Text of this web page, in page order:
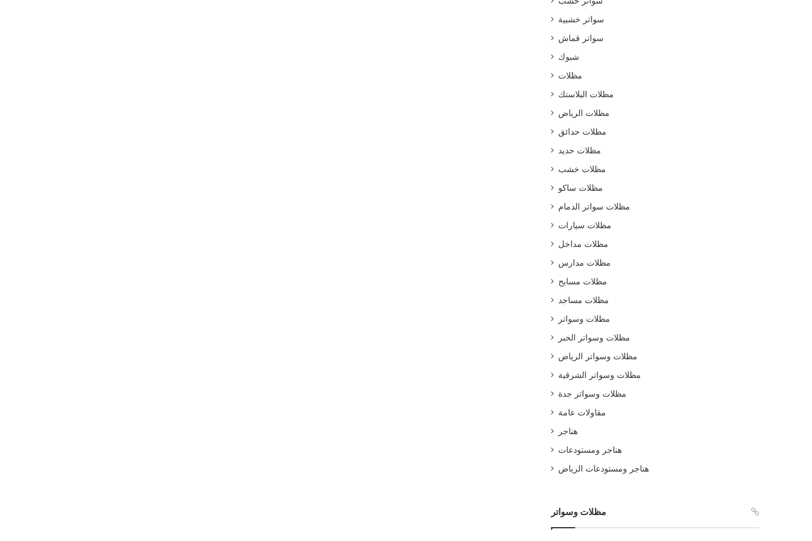
سواتر خشبية
سواتر قماش
شبوك
مظلات
مظلات البلاستك
مظلات الرياض
مظلات حدائق
مظلات حديد
مظلات خشب
مظلات ساكو
مظلات سواتر الدمام
مظلات سيارات
مظلات مداخل
مظلات مدارس
مظلات مسابح
مظلات مساجد
مظلات وسواتر
مظلات وسواتر الخبر
مظلات وسواتر الرياض
مظلات وسواتر الشرقية
مظلات وسواتر جدة
مقاولات عامة
هناجر
هناجر ومستودعات
هناجر ومستودعات الرياض
مظلات وسواتر